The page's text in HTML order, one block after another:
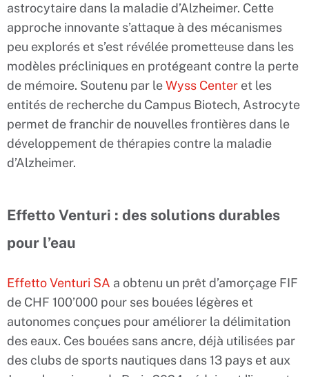
astrocytaire dans la maladie d’Alzheimer. Cette
approche innovante s’attaque à des mécanismes
peu explorés et s’est révélée prometteuse dans les
modèles précliniques en protégeant contre la perte
de mémoire. Soutenu par leWyss Center et les
entités de recherche du Campus Biotech, Astrocyte
permet de franchir de nouvelles frontières dans le
développement de thérapies contre la maladie
d’Alzheimer.
Effetto Venturi : des solutions durables
pour l’eau
Effetto Venturi SA a obtenu un prêt d’amorçage FIF
de CHF 100’000 pour ses bouées légères et
autonomes conçues pour améliorer la délimitation
des eaux. Ces bouées sans ancre, déjà utilisées par
des clubs de sports nautiques dans 13 pays et aux